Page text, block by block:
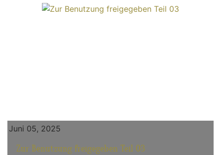
Juni 05, 2025
Zur Benutzung freigegeben Teil 03